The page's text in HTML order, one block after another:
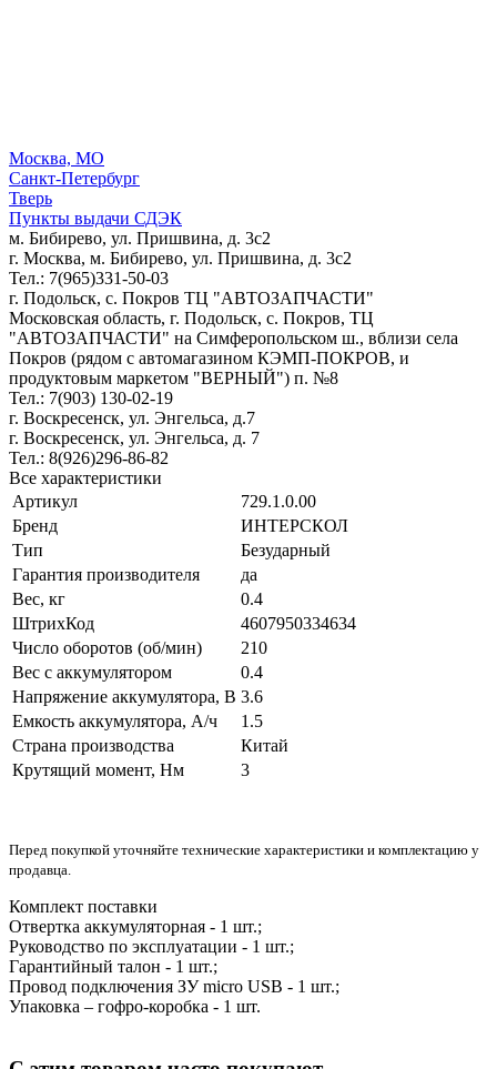
Москва, МО
Санкт-Петербург
Тверь
Пункты выдачи СДЭК
м. Бибирево, ул. Пришвина, д. 3с2
г. Москва, м. Бибирево, ул. Пришвина, д. 3с2
Тел.: 7(965)331-50-03
г. Подольск, c. Покров ТЦ "АВТОЗАПЧАСТИ"
Московская область, г. Подольск, c. Покров, ТЦ
"АВТОЗАПЧАСТИ" на Симферопольском ш., вблизи села
Покров (рядом с автомагазином КЭМП-ПОКРОВ, и
продуктовым маркетом "ВЕРНЫЙ") п. №8
Тел.: 7(903) 130-02-19
г. Воскресенск, ул. Энгельса, д.7
г. Воскресенск, ул. Энгельса, д. 7
Тел.: 8(926)296-86-82
Все характеристики
Артикул
729.1.0.00
Бренд
ИНТЕРСКОЛ
Тип
Безударный
Гарантия производителя
да
Вес, кг
0.4
ШтрихКод
4607950334634
Число оборотов (об/мин)
210
Вес с аккумулятором
0.4
Напряжение аккумулятора, В 3.6
Емкость аккумулятора, А/ч
1.5
Страна производства
Китай
Крутящий момент, Нм
3
Перед покупкой уточняйте технические характеристики и комплектацию у
продавца.
Комплект поставки
Отвертка аккумуляторная - 1 шт.;
Руководство по эксплуатации - 1 шт.;
Гарантийный талон - 1 шт.;
Провод подключения ЗУ micro USB - 1 шт.;
Упаковка – гофро-коробка - 1 шт.